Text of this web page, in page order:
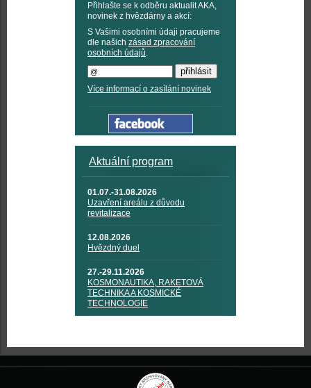
Přihlašte se k odběru aktualit AKA,
novinek z hvězdárny a akcí:
S Vašimi osobními údaji pracujeme
dle našich zásad zpracování
osobních údajů.
Více informací o zasílání novinek
Aktuální program
01.07.-31.08.2026
Uzavření areálu z důvodu
revitalizace
12.08.2026
Hvězdný duel
27.-29.11.2026
KOSMONAUTIKA, RAKETOVÁ
TECHNIKA A KOSMICKÉ
TECHNOLOGIE